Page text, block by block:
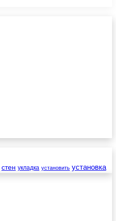
стен укладка установить установка